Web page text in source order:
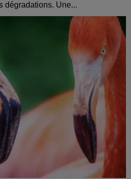
dégradations. Une...